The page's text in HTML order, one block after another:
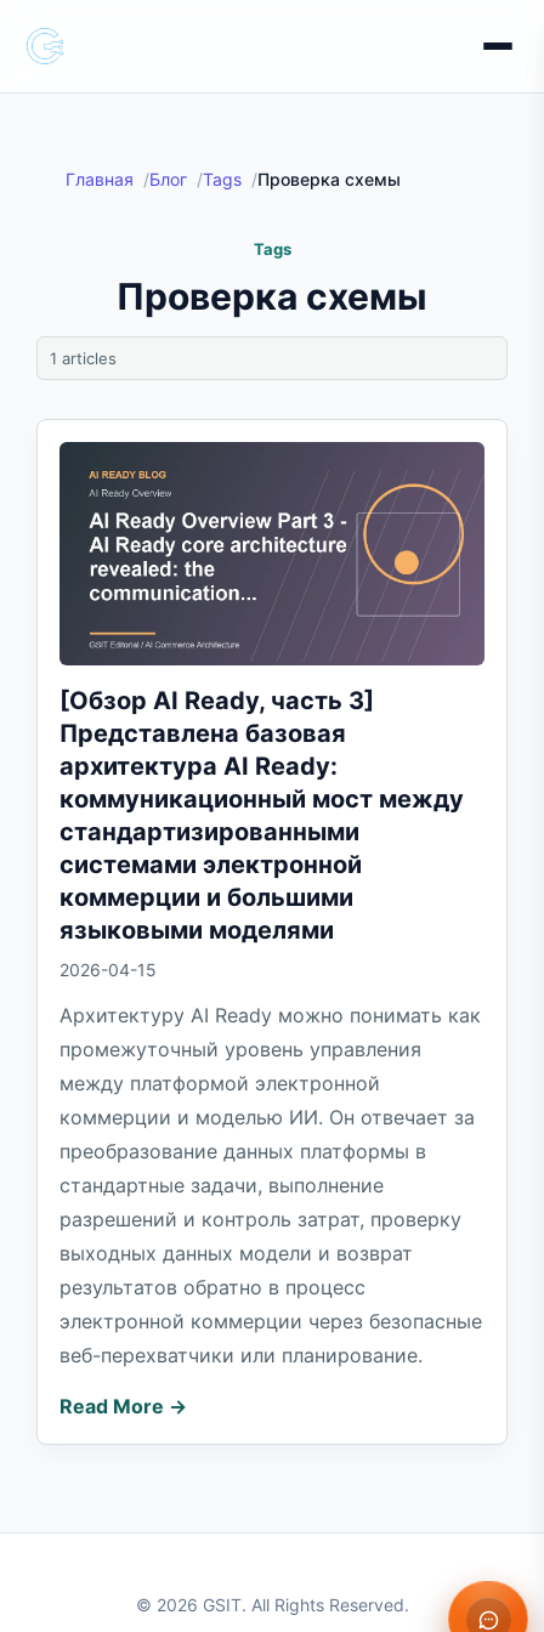
Главная Блог Tags Проверка схемы
Tags
Проверка схемы
1 articles
[Обзор AI Ready, часть 3]
Представлена базовая
архитектура AI Ready:
коммуникационный мост между
стандартизированными
системами электронной
коммерции и большими
языковыми моделями
2026-04-15
Архитектуру AI Ready можно понимать как
промежуточный уровень управления
между платформой электронной
коммерции и моделью ИИ. Он отвечает за
преобразование данных платформы в
стандартные задачи, выполнение
разрешений и контроль затрат, проверку
выходных данных модели и возврат
результатов обратно в процесс
электронной коммерции через безопасные
веб-перехватчики или планирование.
Read More →
© 2026 GSIT. All Rights Reserved.